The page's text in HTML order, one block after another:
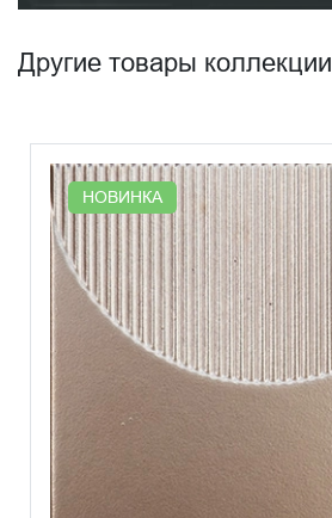
Другие товары коллекции
НОВИНКА